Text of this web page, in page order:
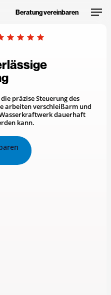
Beratung vereinbaren
präzise Steuerung des
arbeiten verschleißarm und
dauerhaft
kann.